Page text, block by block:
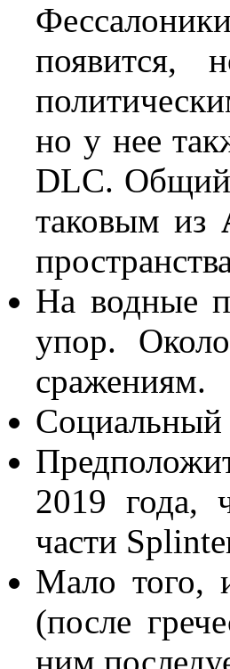
но у нее
DLC. Общий
таковым из
На водные
упор.
сражениям.
Социальный
2019 года,
части
Мало того,
(после